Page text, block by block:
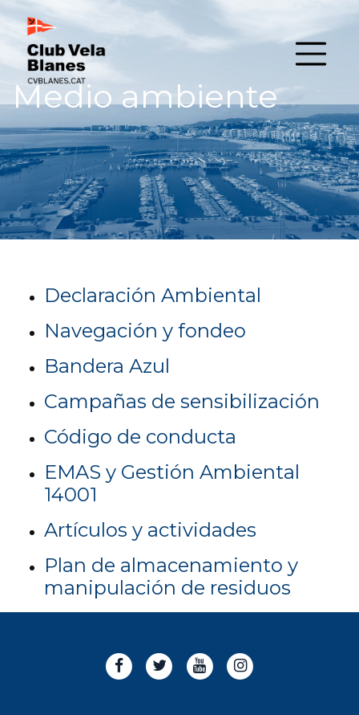
Medio ambiente
Declaración Ambiental
Navegación y fondeo
Bandera Azul
Campañas de sensibilización
Código de conducta
EMAS y Gestión Ambiental
14001
Artículos y actividades
Plan de almacenamiento y
manipulación de residuos